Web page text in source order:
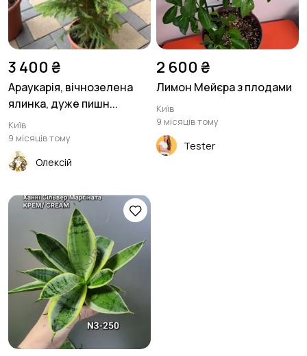
Столи та стільці Текстиль та килими
Шафи та комоди Інше
3 400 ₴
Араукарія, вічнозелена
ялинка, дуже пишн...
Київ
9 місяців тому
Олексій
2 600 ₴
Лимон Мейєра з плодами
Київ
9 місяців тому
Tester